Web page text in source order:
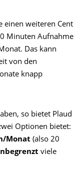
einen weiteren Cent
Minuten Aufnahme
Das kann
von den
knapp
so bietet Plaud
Optionen bietet:
Monat (also 20
viele